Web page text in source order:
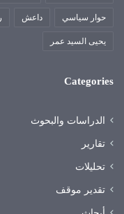
حوار سياسي داعش
يحيى السيد عمر
Categories
الدراسات والبحوث
تقارير
تحليلات
تقدير موقف